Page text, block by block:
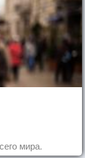
мира.